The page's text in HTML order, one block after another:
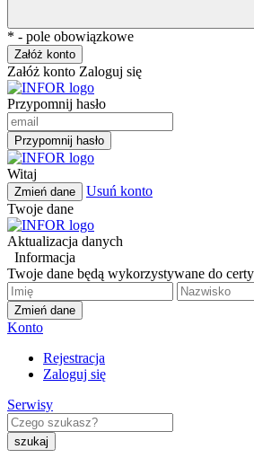
* - pole obowiązkowe
Załóż konto
Załóż konto Zaloguj się
Przypomnij hasło
Przypomnij hasło
Witaj
Zmień dane
Usuń konto
Twoje dane
Aktualizacja danych
Informacja
Twoje dane będą wykorzystywane do
Zmień dane
Konto
Rejestracja
Zaloguj się
Serwisy